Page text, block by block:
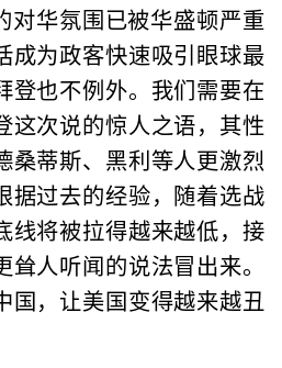
对华氛围已被华盛顿严重
成为政客快速吸引眼球最
登也不例外。我们需要在
这次说的惊人之语，其性
桑蒂斯、黑利等人更激烈
据过去的经验，随着选战
线将被拉得越来越低，接
人听闻的说法冒出来。
国，让美国变得越来越丑